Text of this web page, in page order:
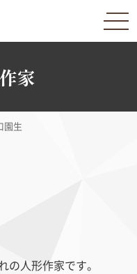
家
園生
人形作家です。